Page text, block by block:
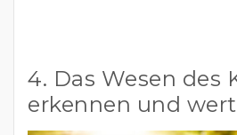
4. Das Wesen des
erkennen und